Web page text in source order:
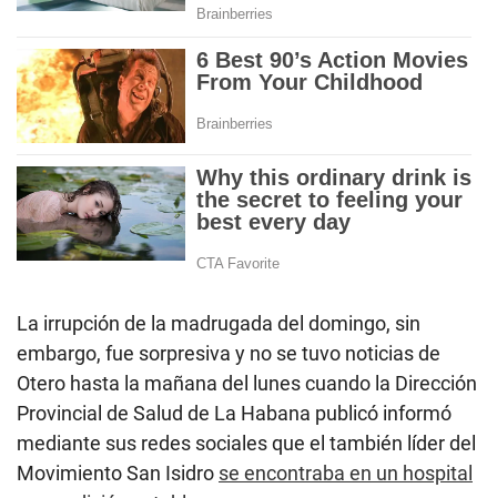
La irrupción de la madrugada del domingo, sin
embargo, fue sorpresiva y no se tuvo noticias de
Otero hasta la mañana del lunes cuando la Dirección
Provincial de Salud de La Habana publicó informó
mediante sus redes sociales que el también líder del
Movimiento San Isidro se encontraba en un hospital